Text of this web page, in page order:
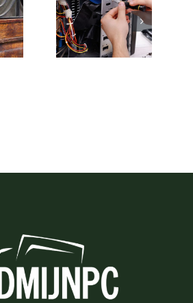
en
installatiemonteur
(m/v)